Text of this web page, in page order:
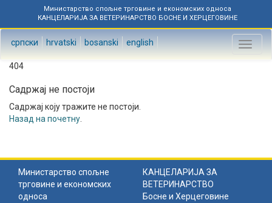
Министарство спољне трговине и економских односа
КАНЦЕЛАРИЈА ЗА ВЕТЕРИНАРСТВО БОСНЕ И ХЕРЦЕГОВИНЕ
српски hrvatski bosanski english
Toggle
404
Садржај не постоји
Садржај коју тражите не постоји.
Назад на почетну
Министарство спољне
трговине и економских
односа
КАНЦЕЛАРИЈА ЗА
ВЕТЕРИНАРСТВО
Босне и Херцеговине